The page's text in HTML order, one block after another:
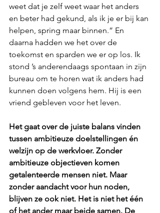
weet dat je zelf weet waar het anders
en beter had gekund, als ik je er bij kan
helpen, spring maar binnen.” En
daarna hadden we het over de
toekomst en sparden we er op los. Ik
stond ’s anderendaags spontaan in zijn
bureau om te horen wat ik anders had
kunnen doen volgens hem. Hij is een
vriend gebleven voor het leven.
Het gaat over de juiste balans vinden
tussen ambitieuze doelstellingen én
welzijn op de werkvloer. Zonder
ambitieuze objectieven komen
getalenteerde mensen niet. Maar
zonder aandacht voor hun noden,
blijven ze ook niet. Het is niet het één
of het ander maar beide samen. De